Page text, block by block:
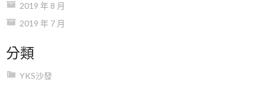
2019 年 8 月
2019 年 7 月
分類
YKS沙發